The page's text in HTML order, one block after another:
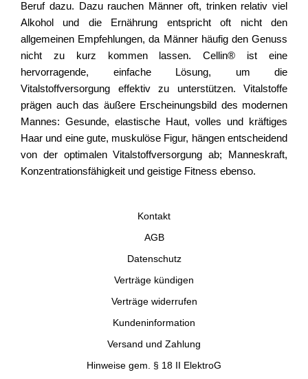
Beruf dazu. Dazu rauchen Männer oft, trinken relativ viel
Alkohol und die Ernährung entspricht oft nicht den
allgemeinen Empfehlungen, da Männer häufig den Genuss
nicht zu kurz kommen lassen. Cellin® ist eine
hervorragende, einfache Lösung, um die
Vitalstoffversorgung effektiv zu unterstützen. Vitalstoffe
prägen auch das äußere Erscheinungsbild des modernen
Mannes: Gesunde, elastische Haut, volles und kräftiges
Haar und eine gute, muskulöse Figur, hängen entscheidend
von der optimalen Vitalstoffversorgung ab; Manneskraft,
Konzentrationsfähigkeit und geistige Fitness ebenso.
Kontakt
AGB
Datenschutz
Verträge kündigen
Verträge widerrufen
Kundeninformation
Versand und Zahlung
Hinweise gem. § 18 II ElektroG